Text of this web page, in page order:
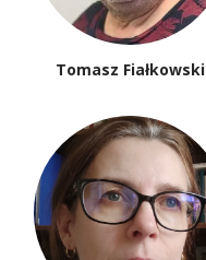
Tomasz Fiałkowski